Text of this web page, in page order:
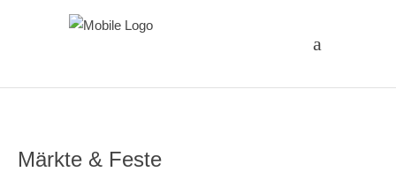
Märkte & Feste